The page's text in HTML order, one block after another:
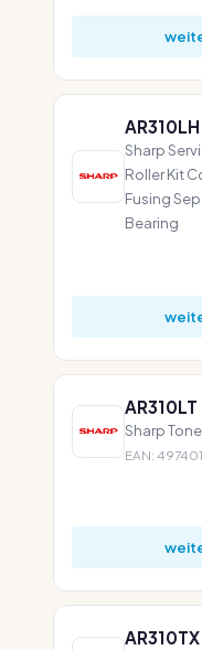
AR310LH
Sharp
Roller Kit
Fusing
Bearing
AR310LT
Sharp
EAN:
AR310TX